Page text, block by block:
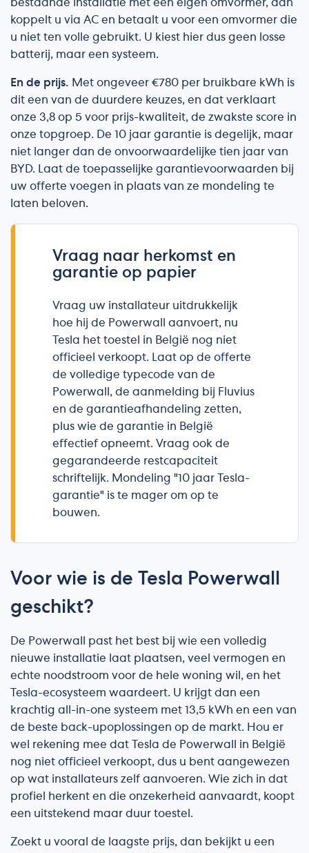
bestaande installatie met een eigen omvormer, dan
koppelt u via AC en betaalt u voor een omvormer die
u niet ten volle gebruikt. U kiest hier dus geen losse
batterij, maar een systeem.
En de prijs. Met ongeveer €780 per bruikbare kWh is
dit een van de duurdere keuzes, en dat verklaart
onze 3,8 op 5 voor prijs-kwaliteit, de zwakste score in
onze topgroep. De 10 jaar garantie is degelijk, maar
niet langer dan de onvoorwaardelijke tien jaar van
BYD. Laat de toepasselijke garantievoorwaarden bij
uw offerte voegen in plaats van ze mondeling te
laten beloven.
Vraag naar herkomst en
garantie op papier
Vraag uw installateur uitdrukkelijk
hoe hij de Powerwall aanvoert, nu
Tesla het toestel in België nog niet
officieel verkoopt. Laat op de offerte
de volledige typecode van de
Powerwall, de aanmelding bij Fluvius
en de garantieafhandeling zetten,
plus wie de garantie in België
effectief opneemt. Vraag ook de
gegarandeerde restcapaciteit
schriftelijk. Mondeling "10 jaar Tesla-
garantie" is te mager om op te
bouwen.
Voor wie is de Tesla Powerwall
geschikt?
De Powerwall past het best bij wie een volledig
nieuwe installatie laat plaatsen, veel vermogen en
echte noodstroom voor de hele woning wil, en het
Tesla-ecosysteem waardeert. U krijgt dan een
krachtig all-in-one systeem met 13,5 kWh en een van
de beste back-upoplossingen op de markt. Hou er
wel rekening mee dat Tesla de Powerwall in België
nog niet officieel verkoopt, dus u bent aangewezen
op wat installateurs zelf aanvoeren. Wie zich in dat
profiel herkent en die onzekerheid aanvaardt, koopt
een uitstekend maar duur toestel.
Zoekt u vooral de laagste prijs, dan bekijkt u een